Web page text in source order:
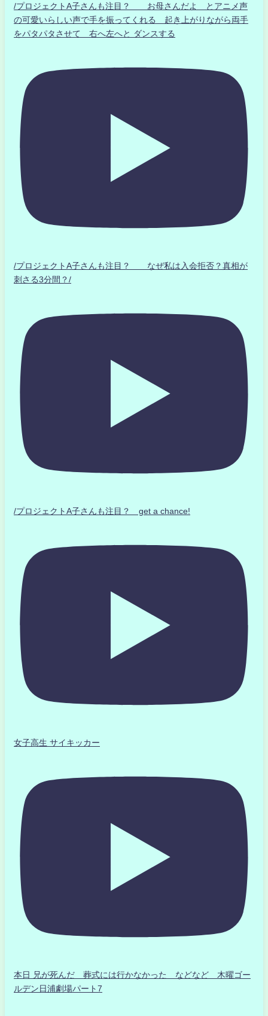
/プロジェクトA子さんも注目？ お母さんだよ とアニメ声
の可愛いらしい声で手を振ってくれる 起き上がりながら両手
をパタパタさせて 右へ左へと ダンスする
/プロジェクトA子さんも注目？ なぜ私は入会拒否？真相が
刺さる3分間？/
/プロジェクトA子さんも注目？ get a chance!
女子高生 サイキッカー
本日 兄が死んだ 葬式には行かなかった などなど 木曜ゴー
ルデン日浦劇場パート7